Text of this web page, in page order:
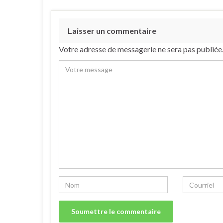
Laisser un commentaire
Votre adresse de messagerie ne sera pas publiée.